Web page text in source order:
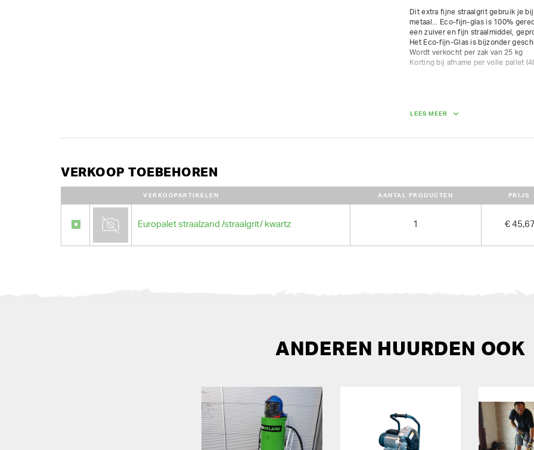
Dit extra fijne straalgrit gebruik je
metaal... Eco-fijn-glas is 100%
een zuiver en fijn straalmiddel,
Het Eco-fijn-Glas is bijzonder
Wordt verkocht per zak van 25 kg
Korting bij afname per volle pallet
Kleur: Wit
Alternatief voor MX Garnet
GEWICHT
LEES MEER
VERKOOP TOEBEHOREN
VERKOOPARTIKELEN AANTAL PRODUCTEN PRIJS
Europalet straalzand /straalgrit/ kwartz 1 €
ANDEREN HUURDEN OOK